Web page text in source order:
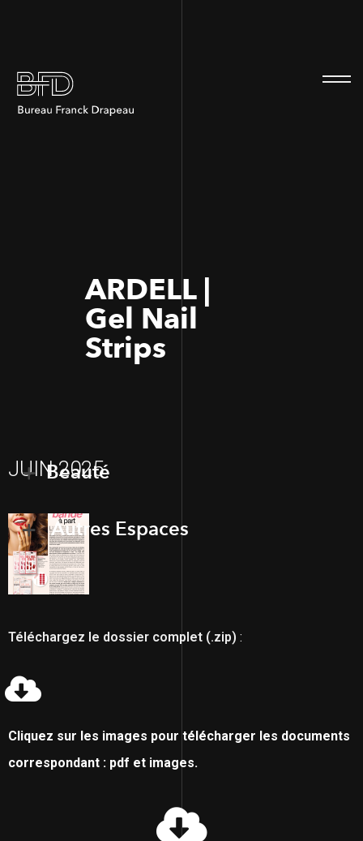
ARDELL |
Gel Nail
Strips
JUIN 2025
Beauté
Autres Espaces
Téléchargez le dossier complet (.zip) :
Cliquez sur les images pour télécharger les documents
correspondant : pdf et images.